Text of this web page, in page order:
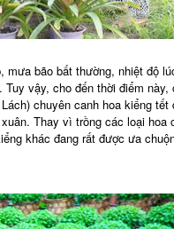
bão bất thường, nhiệt độ
vậy, cho đến thời điểm
chuyên canh hoa kiểng tết
Thay vì trồng các loại hoa
khác đang rất được ưa